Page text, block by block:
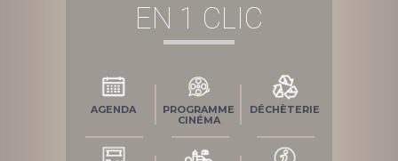
EN 1 CLIC
AGENDA
PROGRAMME
CINÉMA
DÉCHÈTERIE